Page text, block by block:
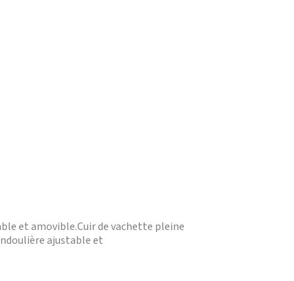
et amovible.Cuir de vachette pleine
ajustable et